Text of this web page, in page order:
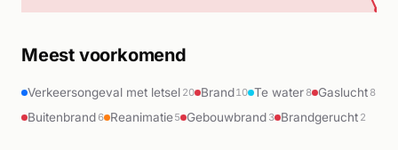
Meest voorkomend
Verkeersongeval met letsel 20 Brand10 Te water 8 Gaslucht 8
Buitenbrand 6 Reanimatie5 Gebouwbrand 3 Brandgerucht 2